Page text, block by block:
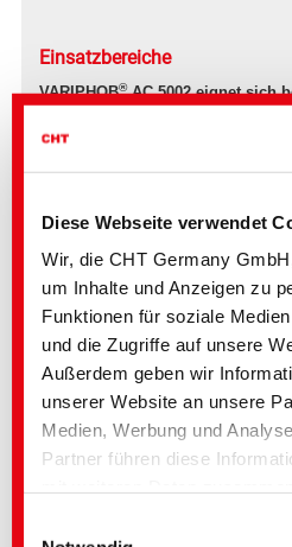
Diese Webseite verwendet
Wir, die CHT Germany
um Inhalte und Anzeigen zu
Funktionen für soziale
und die Zugriffe auf unsere
Außerdem geben wir
unserer Website an unsere
Medien, Werbung und
Partner führen diese
Einsatzbereiche
VARIPHOB®AC 5002 eignet sich
Hydrophobierung von
Mineralmörtel und Fugenmörtel
Beton
Ausgleichsmassen und
Stuck
VARIPHOB® AC 5002 bietet eine
Durch die Kombination aus
und einfacher Verarbeitung trägt das
Leistungsfähigkeit moderner
Zögern Sie nicht, und kontaktieren
Informationen und ein kostenloses